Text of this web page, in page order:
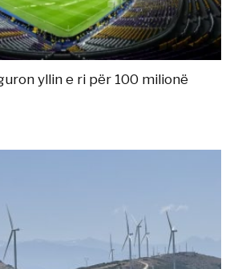
yllin e ri për 100 milionë